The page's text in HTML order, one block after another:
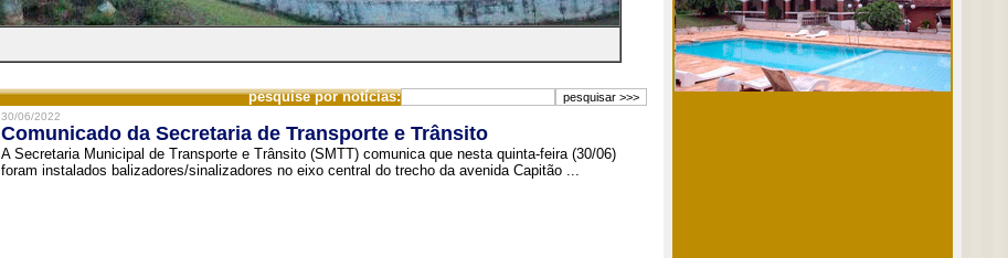
pesquise por notícias:
30/06/2022
Comunicado da Secretaria de Transporte e Trânsito
A Secretaria Municipal de Transporte e Trânsito (SMTT) comunica que nesta quinta-feira (30/06)
foram instalados balizadores/sinalizadores no eixo central do trecho da avenida Capitão ...